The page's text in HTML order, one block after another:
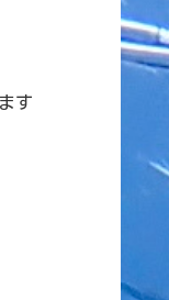
す